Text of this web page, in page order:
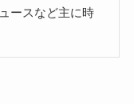
ースなど主に時